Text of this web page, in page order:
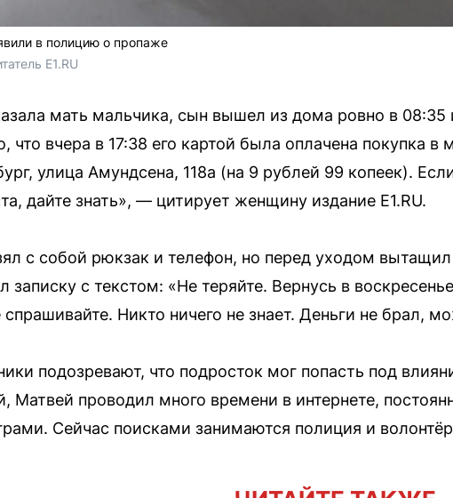
в полицию о пропаже
E1.RU
мать мальчика, сын вышел из дома ровно в 08:35
что вчера в 17:38 его картой была оплачена покупка в
улица Амундсена, 118а (на 9 рублей 99 копеек).
дайте знать», — цитирует женщину издание Е1.RU.
с собой рюкзак и телефон, но перед уходом
записку с текстом: «Не теряйте. Вернусь в
спрашивайте. Никто ничего не знает. Деньги не брал,
подозревают, что подросток мог попасть под
Матвей проводил много времени в интернете,
Сейчас поисками занимаются полиция и